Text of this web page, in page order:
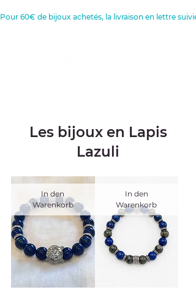
Pour 60€ de bijoux achetés, la livraison en lettre
Les bijoux en Lapis
Lazuli
In den
Warenkorb
In den
Warenkorb